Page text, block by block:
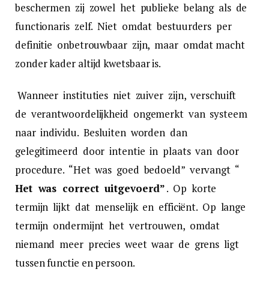
beschermen zij zowel het publieke belang als de
functionaris zelf. Niet omdat bestuurders per
definitie onbetrouwbaar zijn, maar omdat macht
zonder kader altijd kwetsbaar is.
Wanneer instituties niet zuiver zijn, verschuift
de verantwoordelijkheid ongemerkt van systeem
naar individu. Besluiten worden dan
gelegitimeerd door intentie in plaats van door
procedure. “Het was goed bedoeld” vervangt “
Het was correct uitgevoerd”. Op korte
termijn lijkt dat menselijk en efficiënt. Op lange
termijn ondermijnt het vertrouwen, omdat
niemand meer precies weet waar de grens ligt
tussen functie en persoon.